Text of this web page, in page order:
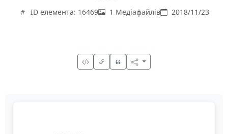
ID елемента: 16469 1 Медіафайлів 2018/11/23